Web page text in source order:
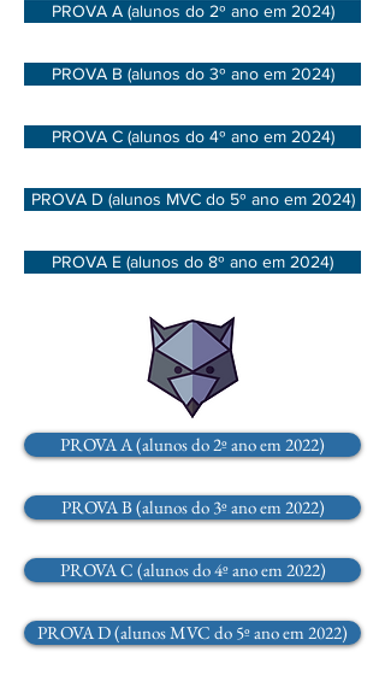
PROVA A (alunos do 2º ano em 2024)
PROVA B (alunos do 3º ano em 2024)
PROVA C (alunos do 4º ano em 2024)
PROVA D (alunos MVC do 5º ano em 2024)
PROVA E (alunos do 8º ano em 2024)
PROVA A (alunos do 2º ano em 2022)
PROVA B (alunos do 3º ano em 2022)
PROVA C (alunos do 4º ano em 2022)
PROVA D (alunos MVC do 5º ano em 2022)